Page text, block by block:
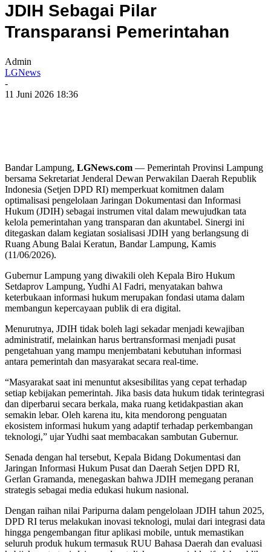
JDIH Sebagai Pilar
Transparansi Pemerintahan
Admin
LGNews
-
11 Juni 2026 18:36
Bandar Lampung, LGNews.com — Pemerintah Provinsi Lampung
bersama Sekretariat Jenderal Dewan Perwakilan Daerah Republik
Indonesia (Setjen DPD RI) memperkuat komitmen dalam
optimalisasi pengelolaan Jaringan Dokumentasi dan Informasi
Hukum (JDIH) sebagai instrumen vital dalam mewujudkan tata
kelola pemerintahan yang transparan dan akuntabel. Sinergi ini
ditegaskan dalam kegiatan sosialisasi JDIH yang berlangsung di
Ruang Abung Balai Keratun, Bandar Lampung, Kamis
(11/06/2026).
Gubernur Lampung yang diwakili oleh Kepala Biro Hukum
Setdaprov Lampung, Yudhi Al Fadri, menyatakan bahwa
keterbukaan informasi hukum merupakan fondasi utama dalam
membangun kepercayaan publik di era digital.
Menurutnya, JDIH tidak boleh lagi sekadar menjadi kewajiban
administratif, melainkan harus bertransformasi menjadi pusat
pengetahuan yang mampu menjembatani kebutuhan informasi
antara pemerintah dan masyarakat secara real-time.
“Masyarakat saat ini menuntut aksesibilitas yang cepat terhadap
setiap kebijakan pemerintah. Jika basis data hukum tidak terintegrasi
dan diperbarui secara berkala, maka ruang ketidakpastian akan
semakin lebar. Oleh karena itu, kita mendorong penguatan
ekosistem informasi hukum yang adaptif terhadap perkembangan
teknologi,” ujar Yudhi saat membacakan sambutan Gubernur.
Senada dengan hal tersebut, Kepala Bidang Dokumentasi dan
Jaringan Informasi Hukum Pusat dan Daerah Setjen DPD RI,
Gerlan Gramanda, menegaskan bahwa JDIH memegang peranan
strategis sebagai media edukasi hukum nasional.
Dengan raihan nilai Paripurna dalam pengelolaan JDIH tahun 2025,
DPD RI terus melakukan inovasi teknologi, mulai dari integrasi data
hingga pengembangan fitur aplikasi mobile, untuk memastikan
seluruh produk hukum termasuk RUU Bahasa Daerah dan evaluasi